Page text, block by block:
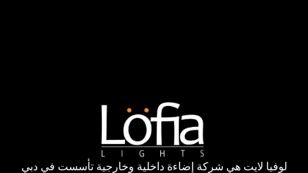
لوفيا لايت هي شركة إضاءة داخلية وخارجية تأسست في دبي